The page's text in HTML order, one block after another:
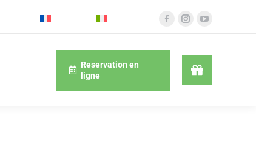
Reservation en
ligne